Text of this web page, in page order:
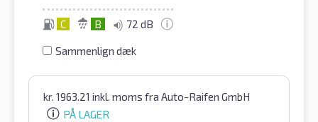
C B 72 dB
Sammenlign dæk
kr. 1963.21 inkl. moms fra Auto-Raifen GmbH
PÅ LAGER